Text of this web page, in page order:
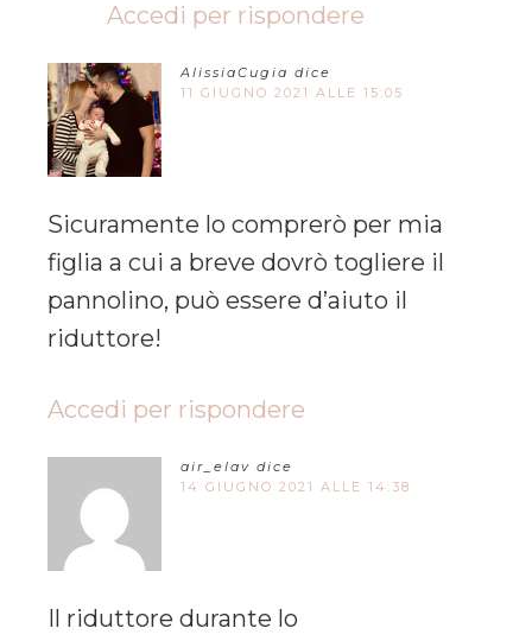
Accedi per rispondere
AlissiaCugia dice
11 GIUGNO 2021 ALLE 15:05
Sicuramente lo comprerò per mia
figlia a cui a breve dovrò togliere il
pannolino, può essere d’aiuto il
riduttore!
Accedi per rispondere
air_elav dice
14 GIUGNO 2021 ALLE 14:38
Il riduttore durante lo